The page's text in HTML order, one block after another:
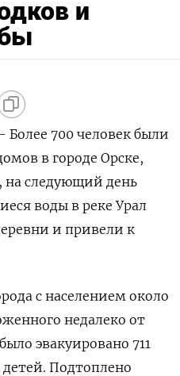
и
700 человек были
в городе Орске,
на следующий день
воды в реке Урал
и привели к
с населением около
недалеко от
эвакуировано 711
детей. Подтоплено